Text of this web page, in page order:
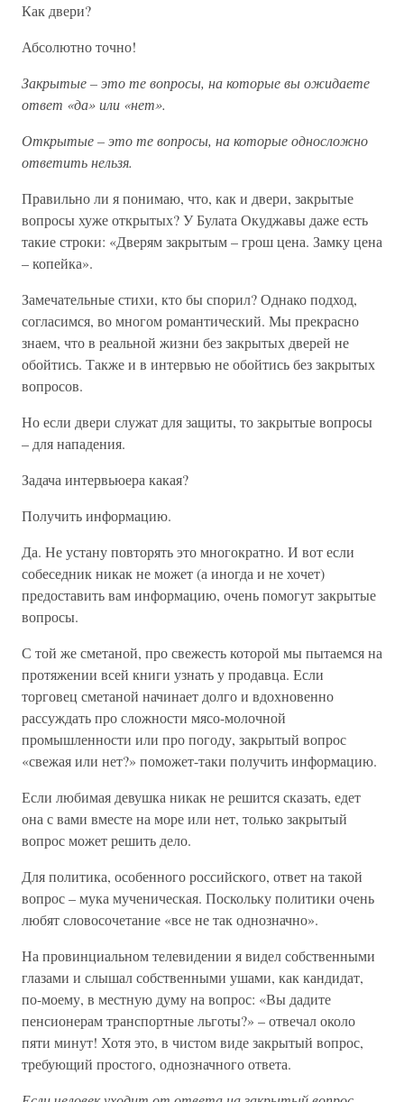
Как двери?
Абсолютно точно!
Закрытые – это те вопросы, на которые вы ожидаете
ответ «да» или «нет».
Открытые – это те вопросы, на которые односложно
ответить нельзя.
Правильно ли я понимаю, что, как и двери, закрытые
вопросы хуже открытых? У Булата Окуджавы даже есть
такие строки: «Дверям закрытым – грош цена. Замку цена
– копейка».
Замечательные стихи, кто бы спорил? Однако подход,
согласимся, во многом романтический. Мы прекрасно
знаем, что в реальной жизни без закрытых дверей не
обойтись. Также и в интервью не обойтись без закрытых
вопросов.
Но если двери служат для защиты, то закрытые вопросы
– для нападения.
Задача интервьюера какая?
Получить информацию.
Да. Не устану повторять это многократно. И вот если
собеседник никак не может (а иногда и не хочет)
предоставить вам информацию, очень помогут закрытые
вопросы.
С той же сметаной, про свежесть которой мы пытаемся на
протяжении всей книги узнать у продавца. Если
торговец сметаной начинает долго и вдохновенно
рассуждать про сложности мясо-молочной
промышленности или про погоду, закрытый вопрос
«свежая или нет?» поможет-таки получить информацию.
Если любимая девушка никак не решится сказать, едет
она с вами вместе на море или нет, только закрытый
вопрос может решить дело.
Для политика, особенного российского, ответ на такой
вопрос – мука мученическая. Поскольку политики очень
любят словосочетание «все не так однозначно».
На провинциальном телевидении я видел собственными
глазами и слышал собственными ушами, как кандидат,
по-моему, в местную думу на вопрос: «Вы дадите
пенсионерам транспортные льготы?» – отвечал около
пяти минут! Хотя это, в чистом виде закрытый вопрос,
требующий простого, однозначного ответа.